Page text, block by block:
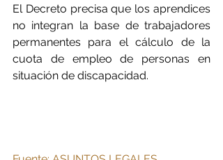
El Decreto precisa que los aprendices
no integran la base de trabajadores
permanentes para el cálculo de la
cuota de empleo de personas en
situación de discapacidad.